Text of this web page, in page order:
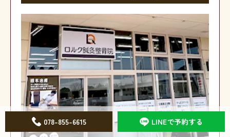
078-855-6615 LINEで予約する